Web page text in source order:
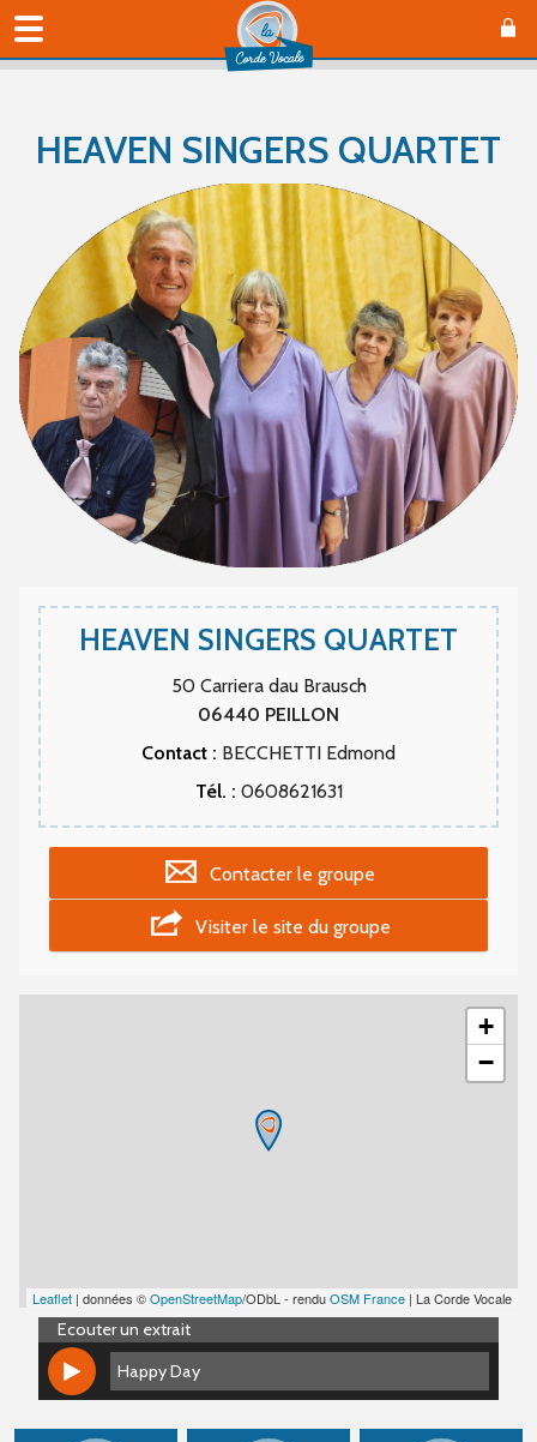
HEAVEN SINGERS QUARTET
HEAVEN SINGERS QUARTET
50 Carriera dau Brausch
06440 PEILLON
Contact : BECCHETTI Edmond
Tél. : 0608621631
Contacter le groupe
Visiter le site du groupe
+
−
Leaflet | données ©OpenStreetMap/ODbL - renduOSM France | La Corde Vocale
Ecouter un extrait
Happy Day
Happy Day